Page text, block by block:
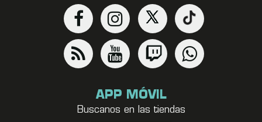
APP MÓVIL
Buscanos en las tiendas